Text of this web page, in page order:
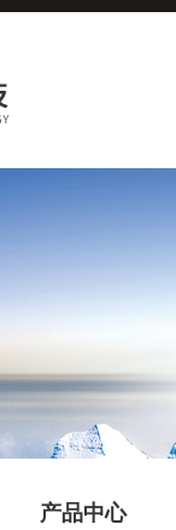
产品中心